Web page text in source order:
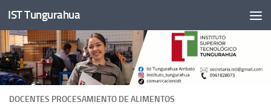
Skip to content
IST Tungurahua
DOCENTES PROCESAMIENTO DE ALIMENTOS